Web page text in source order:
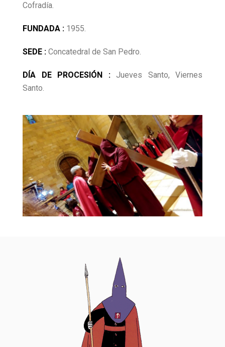
Cofradía.
FUNDADA : 1955.
SEDE : Concatedral de San Pedro.
DÍA DE PROCESIÓN :Jueves Santo, Viernes
Santo.